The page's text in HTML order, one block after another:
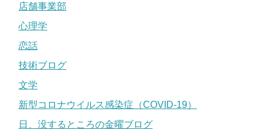
店舗事業部
心理学
恋話
技術ブログ
文学
新型コロナウイルス感染症（COVID-19）
日、没するところの金曜ブログ